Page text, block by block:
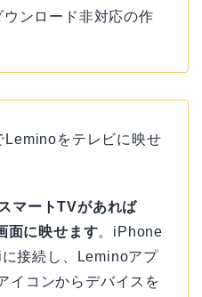
ンロード非対応の作
をテレビに映せ
マートTVがあれば
に映せます。iPhone
接続し、Leminoアプ
イコンからデバイスを